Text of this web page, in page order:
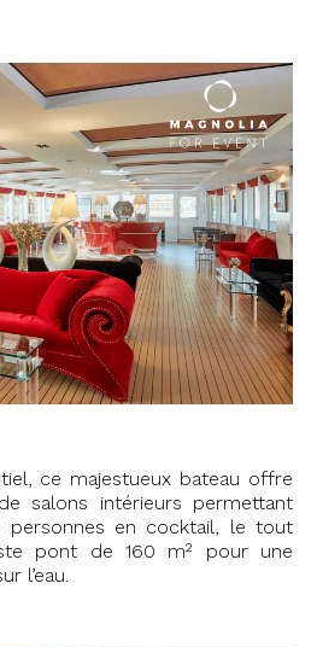
ce majestueux bateau offre
salons intérieurs permettant
personnes en cocktail, le tout
pont de 160 m² pour une
l’eau.